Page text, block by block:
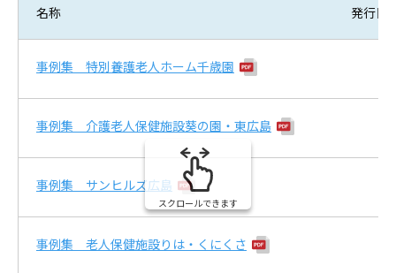
名称 発行日
事例集 特別養護老人ホーム千歳園
事例集 介護老人保健施設葵の園・東広島
事例集 サンヒルズ広島
事例集 老人保健施設りは・くにくさ
スクロールできます